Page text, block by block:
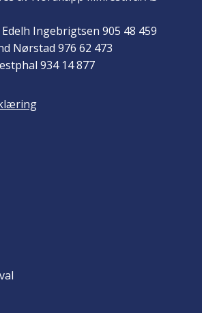
Ingebrigtsen 905 48 459
Nørstad 976 62 473
934 14 877